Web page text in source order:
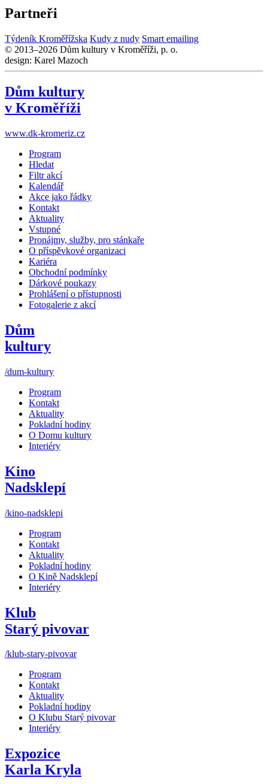
Partneři
Týdeník Kroměřížska Kudy z nudy Smart emailing
© 2013–2026 Dům kultury v Kroměříži, p. o.
design: Karel Mazoch
Dům kultury
v Kroměříži
www.dk-kromeriz.cz
Program
Hledat
Filtr akcí
Kalendář
Akce jako řádky
Kontakt
Aktuality
Vstupné
Pronájmy, služby, pro stánkaře
O příspěvkové organizaci
Kariéra
Obchodní podmínky
Dárkové poukazy
Prohlášení o přístupnosti
Fotogalerie z akcí
Dům
kultury
/dum-kultury
Program
Kontakt
Aktuality
Pokladní hodiny
O Domu kultury
Interiéry
Kino
Nadsklepí
/kino-nadsklepi
Program
Kontakt
Aktuality
Pokladní hodiny
O Kině Nadsklepí
Interiéry
Klub
Starý pivovar
/klub-stary-pivovar
Program
Kontakt
Aktuality
Pokladní hodiny
O Klubu Starý pivovar
Interiéry
Expozice
Karla Kryla